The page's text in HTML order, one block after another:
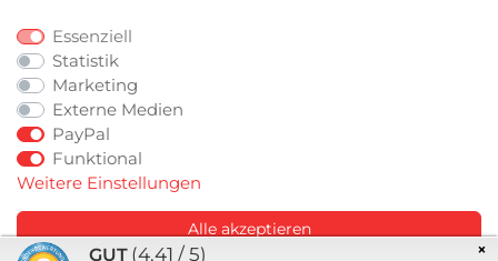
RaceChip
ZAHLUNGSARTEN
Essenziell
Statistik
Marketing
Externe Medien
PayPal
Funktional
Weitere Einstellungen
Alle akzeptieren
×
GUT (4.41 / 5)